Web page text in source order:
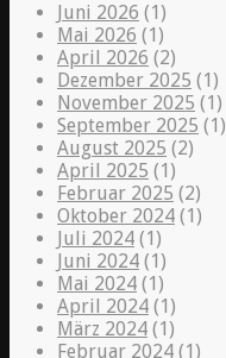
Juni 2026 (1)
Mai 2026 (1)
April 2026 (2)
Dezember 2025 (1)
November 2025 (1)
September 2025 (1)
August 2025 (2)
April 2025 (1)
Februar 2025 (2)
Oktober 2024 (1)
Juli 2024 (1)
Juni 2024 (1)
Mai 2024 (1)
April 2024 (1)
März 2024 (1)
Februar 2024 (1)